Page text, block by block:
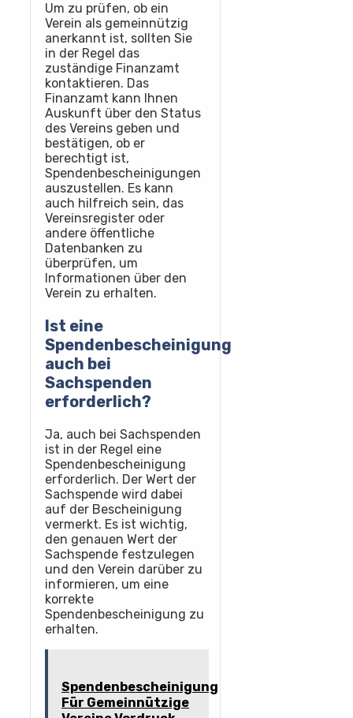
Um zu prüfen, ob ein
Verein als gemeinnützig
anerkannt ist, sollten Sie
in der Regel das
zuständige Finanzamt
kontaktieren. Das
Finanzamt kann Ihnen
Auskunft über den Status
des Vereins geben und
bestätigen, ob er
berechtigt ist,
Spendenbescheinigungen
auszustellen. Es kann
auch hilfreich sein, das
Vereinsregister oder
andere öffentliche
Datenbanken zu
überprüfen, um
Informationen über den
Verein zu erhalten.
Ist eine
Spendenbescheinigung
auch bei
Sachspenden
erforderlich?
Ja, auch bei Sachspenden
ist in der Regel eine
Spendenbescheinigung
erforderlich. Der Wert der
Sachspende wird dabei
auf der Bescheinigung
vermerkt. Es ist wichtig,
den genauen Wert der
Sachspende festzulegen
und den Verein darüber zu
informieren, um eine
korrekte
Spendenbescheinigung zu
erhalten.
Spendenbescheinigung
Für Gemeinnützige